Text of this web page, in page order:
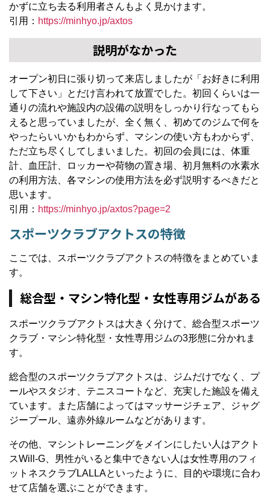
かずに立ち去る利用者さんもよく見かけます。
引用： https://minhyo.jp/axtos
説明がなかった
オープン初日に張り切って来店しましたが「お好きに利用
して下さい」とだけ言われて放置でした。初回くらいは一
通りの流れや施設内の設備の説明をしっかり行なってもら
えると思っていましたが、全く無く、初めてのジムで何を
やったらいいかもわからず、マシンの使い方もわからず、
ただ立ち尽くしてしまいました。初回の会員には、体重
計、血圧計、ロッカーや荷物の置き場、初月無料の水素水
の利用方法、各マシンの使用方法を必ず説明するべきだと
思います。
引用： https://minhyo.jp/axtos?page=2
スポーツクラブアクトスの特徴
ここでは、スポーツクラブアクトスの特徴をまとめていま
す。
総合型・マシン特化型・女性専用ジムがある
スポーツクラブアクトスは大きく分けて、総合型スポーツ
クラブ・マシン特化型・女性専用ジムの3形態に分かれま
す。
総合型のスポーツクラブアクトスは、ジムだけでなく、プ
ールやスタジオ、テニスコートなど、充実した施設を備え
ています。また店舗によってはマッサージチェア、ジャグ
ジープール、遠赤外線ルームなどがあります。
その他、マシントレーニングをメインにしたい人はアクト
スWill-G、男性がいると集中できない人は女性専用のフィ
ットネスクラブLALLAといったように、目的や環境に合わ
せて店舗を選ぶことができます。